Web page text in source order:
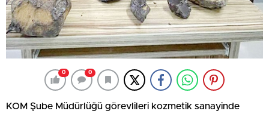
0 0
KOM Şube Müdürlüğü görevlileri kozmetik sanayinde